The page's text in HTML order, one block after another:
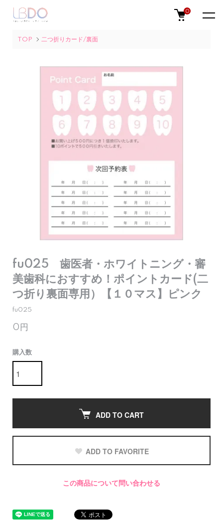
0
TOP 二つ折りカード/裏面
fu025 歯医者・ホワイトニング・審
美歯科におすすめ！ポイントカード(二
つ折り裏面専用）【１０マス】ピンク
fu025
0円
購入数
ADD TO CART
ADD TO FAVORITE
この商品について問い合わせる